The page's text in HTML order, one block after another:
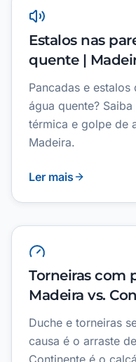
Estalos nas
quente |
Pancadas e
água quente?
térmica e golpe de
Madeira.
Ler mais
Torneiras com
Madeira vs.
Duche e torneiras
causa é o arraste
Continente é o